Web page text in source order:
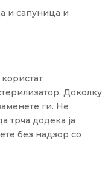
и сапуница и
Доколку
ги. Не
трча додека ја
без надзор со